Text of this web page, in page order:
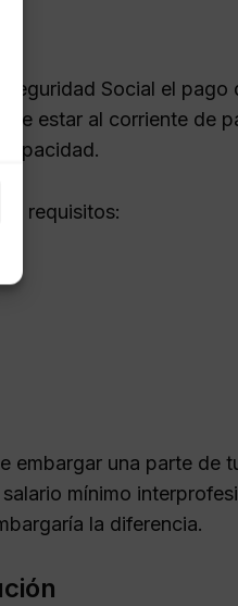
Social el pago
estar al corriente de
requisitos:
embargar una parte de
mínimo
la diferencia.